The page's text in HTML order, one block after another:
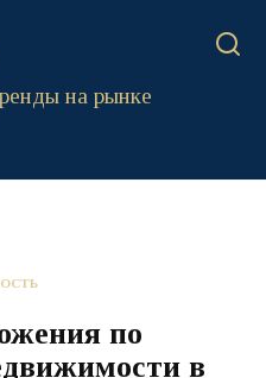
на рынке
по
в